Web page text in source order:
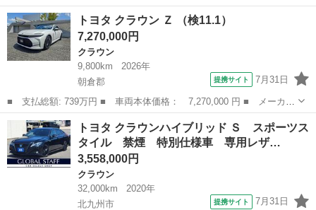
名： トヨタ ■ 車種名： クラウン ■ グレード名： ロイヤルサ
ルーン 純正ナビＴＶ バックカメラ ＥＴＣ 前後ドラレコ ＨＩ
Ｄライト スマー...
福岡 京都郡 クラウン
トヨタ クラウン Ｚ （検11.1）
7,270,000円
クラウン
9,800km
2026年
朝倉郡
提携サイト 7月31日
■ 支払総額: 739万円 ■ 車両本体価格： 7,270,000 円 ■ メーカー
名： トヨタ ■ 車種名： クラウン ■ グレード名： Ｚ ■ 排気
量： 2500cc ■ ドア枚数： 4D ■ ミッション： CVT ■...
福岡 朝倉郡 クラウン
トヨタ クラウンハイブリッド Ｓ スポーツス
タイル 禁煙 特別仕様車 専用レザ…
3,558,000円
クラウン
32,000km
2020年
北九州市
提携サイト 7月31日